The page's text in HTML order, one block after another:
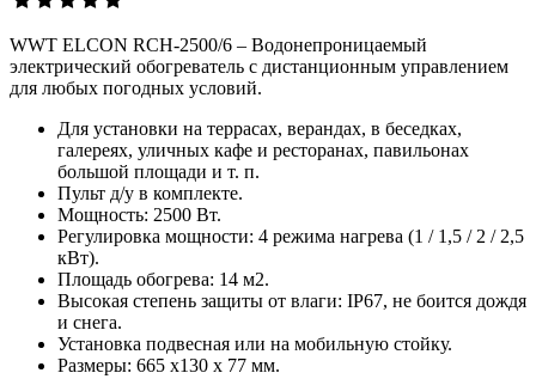
WWT ELCON RCH-2500/6 – Водонепроницаемый
электрический обогреватель с дистанционным управлением
для любых погодных условий.
Для установки на террасах, верандах, в беседках,
галереях, уличных кафе и ресторанах, павильонах
большой площади и т. п.
Пульт д/у в комплекте.
Мощность: 2500 Вт.
Регулировка мощности: 4 режима нагрева (1 / 1,5 / 2 / 2,5
кВт).
Площадь обогрева: 14 м2.
Высокая степень защиты от влаги: IP67, не боится дождя
и снега.
Установка подвесная или на мобильную стойку.
Размеры: 665 x130 x 77 мм.